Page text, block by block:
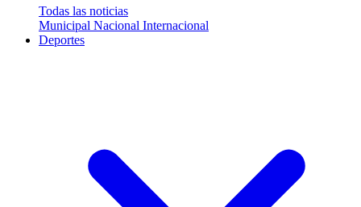
Todas las noticias
Municipal Nacional Internacional
Deportes